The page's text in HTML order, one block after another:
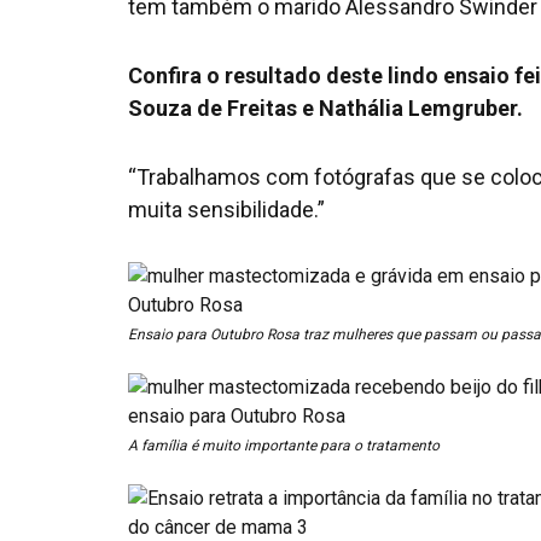
tem também o marido Alessandro
Confira o resultado deste lindo ensaio
Souza de Freitas e Nathália Lemgruber.
“Trabalhamos com fotógrafas que se
muita sensibilidade.”
Ensaio para Outubro Rosa traz mulheres que passam ou
A família é muito importante para o tratamento